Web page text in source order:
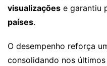
visualizações e garantiu
países.
O desempenho reforça
consolidando nos